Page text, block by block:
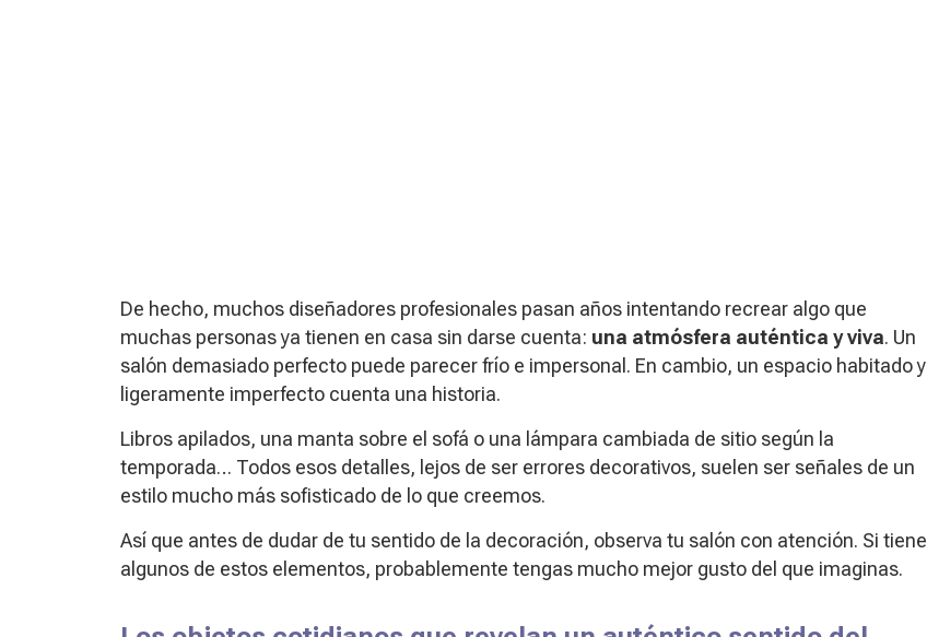
De hecho, muchos diseñadores profesionales pasan años intentando recrear algo que
muchas personas ya tienen en casa sin darse cuenta: una atmósfera auténtica y viva. Un
salón demasiado perfecto puede parecer frío e impersonal. En cambio, un espacio habitado y
ligeramente imperfecto cuenta una historia.
Libros apilados, una manta sobre el sofá o una lámpara cambiada de sitio según la
temporada… Todos esos detalles, lejos de ser errores decorativos, suelen ser señales de un
estilo mucho más sofisticado de lo que creemos.
Así que antes de dudar de tu sentido de la decoración, observa tu salón con atención. Si tiene
algunos de estos elementos, probablemente tengas mucho mejor gusto del que imaginas.